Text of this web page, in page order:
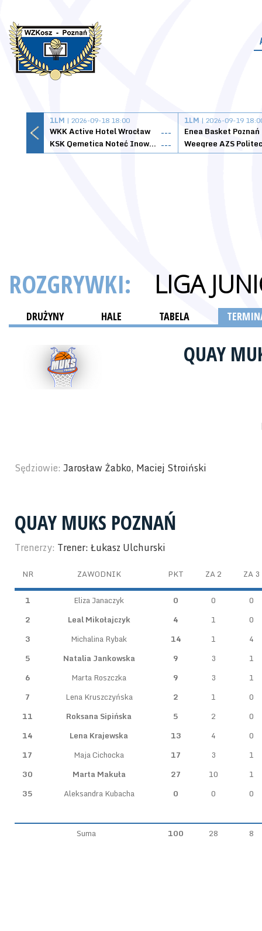
1LM | 2026-09-18 18:00
WKK Active Hotel Wrocław
---
KSK Qemetica Noteć Inowrocław ---
1LM | 2026-09-19
Enea Basket Poznań
ROZGRYWKI: LIGA
DRUŻYNY HALE TABELA
QUAY
Sędziowie: Jarosław Żabko, Maciej Stroiński
QUAY MUKS POZNAŃ
Trenerzy: Trener: Łukasz Ulchurski
NR ZAWODNIK PKT ZA 2 ZA 3
1 Eliza Janaczyk 0 0
0
2
Leal Mikołajczyk 4 1
0
3
Michalina Rybak 14 1
4
5
Natalia Jankowska 9 3
1
6
Marta Roszczka 9 3
1
7
Lena Kruszczyńska 2 1
0
11
Roksana Sipińska 5 2
0
14
Lena Krajewska 13 4
0
17
Maja Cichocka 17 3
1
30
Marta Makuła 27 10
1
35
Aleksandra Kubacha 0 0 0
Suma 100 28 8